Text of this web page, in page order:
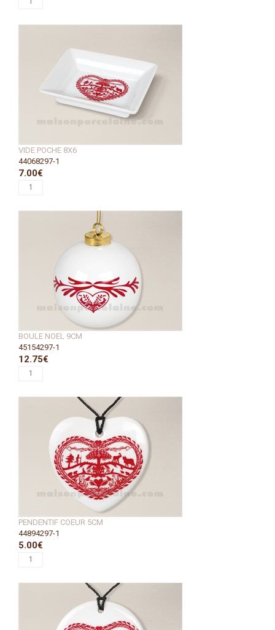
VIDE POCHE 8X6
44068297-1
7.00€
BOULE NOEL 9CM
45154297-1
12.75€
PENDENTIF COEUR 5CM
44894297-1
5.00€